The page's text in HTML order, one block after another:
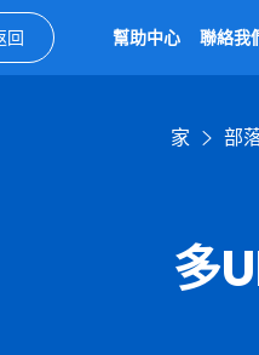
回 幫助中心 聯絡我
家 部
多